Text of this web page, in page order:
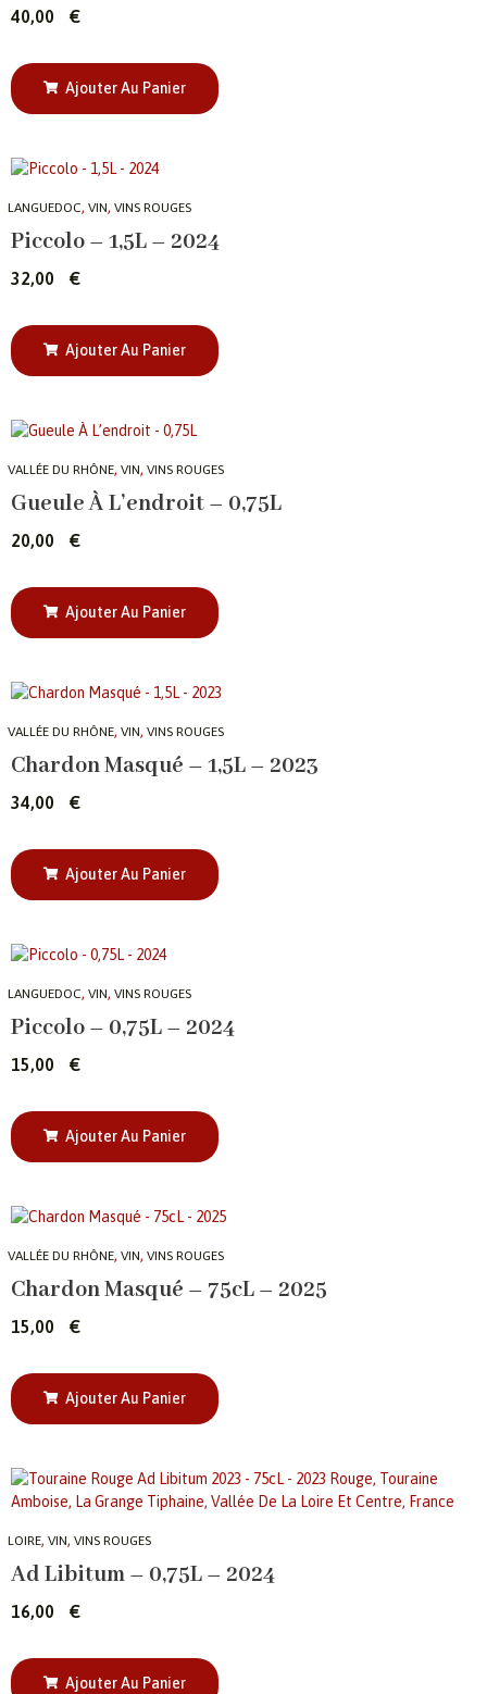
40,00 €
Ajouter Au Panier
LANGUEDOC, VIN, VINS ROUGES
Piccolo – 1,5L – 2024
32,00 €
Ajouter Au Panier
VALLÉE DU RHÔNE, VIN, VINS ROUGES
Gueule À L’endroit – 0,75L
20,00 €
Ajouter Au Panier
VALLÉE DU RHÔNE, VIN, VINS ROUGES
Chardon Masqué – 1,5L – 2023
34,00 €
Ajouter Au Panier
LANGUEDOC, VIN, VINS ROUGES
Piccolo – 0,75L – 2024
15,00 €
Ajouter Au Panier
VALLÉE DU RHÔNE, VIN, VINS ROUGES
Chardon Masqué – 75cL – 2025
15,00 €
Ajouter Au Panier
LOIRE, VIN, VINS ROUGES
Ad Libitum – 0,75L – 2024
16,00 €
Ajouter Au Panier